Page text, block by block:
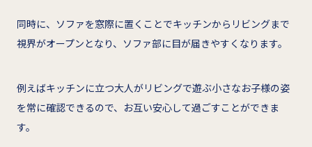
同時に、ソファを窓際に置くことでキッチンからリビングまで
視界がオープンとなり、ソファ部に目が届きやすくなります。
例えばキッチンに立つ大人がリビングで遊ぶ小さなお子様の姿
を常に確認できるので、お互い安心して過ごすことができま
す。